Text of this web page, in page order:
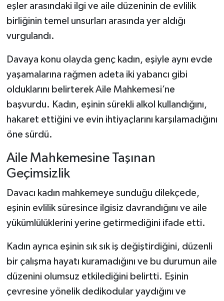
eşler arasındaki ilgi ve aile düzeninin de evlilik
birliğinin temel unsurları arasında yer aldığı
vurgulandı.
Davaya konu olayda genç kadın, eşiyle aynı evde
yaşamalarına rağmen adeta iki yabancı gibi
olduklarını belirterek Aile Mahkemesi’ne
başvurdu. Kadın, eşinin sürekli alkol kullandığını,
hakaret ettiğini ve evin ihtiyaçlarını karşılamadığını
öne sürdü.
Aile Mahkemesine Taşınan
Geçimsizlik
Davacı kadın mahkemeye sunduğu dilekçede,
eşinin evlilik süresince ilgisiz davrandığını ve aile
yükümlülüklerini yerine getirmediğini ifade etti.
Kadın ayrıca eşinin sık sık iş değiştirdiğini, düzenli
bir çalışma hayatı kuramadığını ve bu durumun aile
düzenini olumsuz etkilediğini belirtti. Eşinin
çevresine yönelik dedikodular yaydığını ve